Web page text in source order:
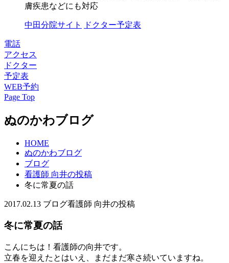
膚疾患などにも対応
中田分院サイト ドクター予定表
電話
アクセス
ドクター
予定表
WEB予約
Page Top
ぬのかわブログ
HOME
ぬのかわブログ
ブログ
看護師 向井の投稿
冬に常夏の話
2017.02.13 ブログ看護師 向井の投稿
冬に常夏の話
こんにちは！看護師の向井です。
立春を迎えたとはいえ、まだまだ寒さ続いていますね。